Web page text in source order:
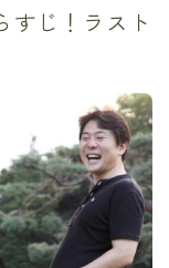
すじ！ラスト